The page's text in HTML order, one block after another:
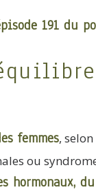
191 du
femmes,
ou
hormonaux,